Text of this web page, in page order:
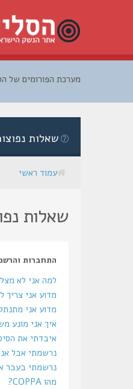
מערכת הפורומים של
שאלות
עמוד ראשי
שאלות
התחברות
למה אני לא
מדוע אני צריך
מדוע אני
איך אני מונע
איבדתי את
נרשמתי אבל
נרשמתי בעבר
מהו COPPA?